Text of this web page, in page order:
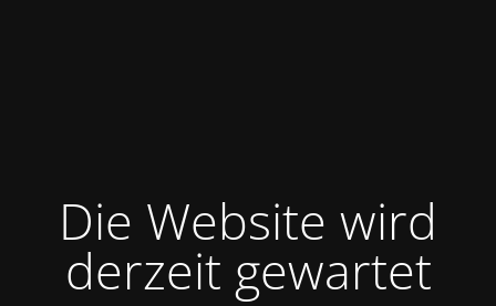
Die Website wird
derzeit gewartet